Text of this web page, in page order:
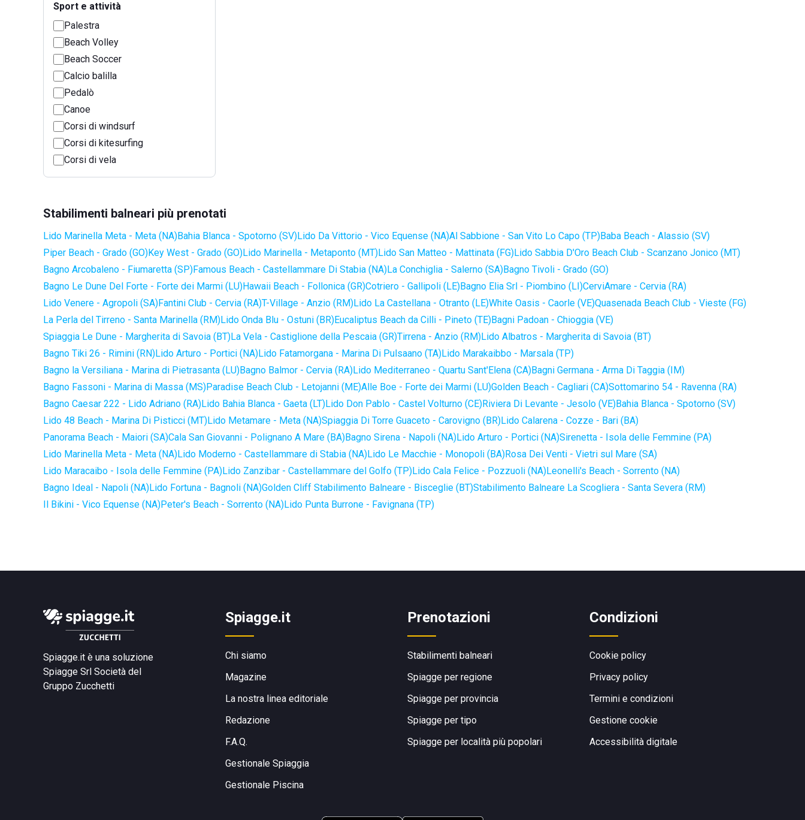
Sport e attività
Palestra
Beach Volley
Beach Soccer
Calcio balilla
Pedalò
Canoe
Corsi di windsurf
Corsi di kitesurfing
Corsi di vela
Stabilimenti balneari più prenotati
Lido Marinella Meta - Meta (NA)Bahia Blanca - Spotorno (SV)Lido Da Vittorio - Vico Equense (NA)Al Sabbione - San Vito Lo Capo (TP)Baba Beach - Alassio (SV)
Piper Beach - Grado (GO)Key West - Grado (GO)Lido Marinella - Metaponto (MT)Lido San Matteo - Mattinata (FG)Lido Sabbia D'Oro Beach Club - Scanzano Jonico (MT)
Bagno Arcobaleno - Fiumaretta (SP)Famous Beach - Castellammare Di Stabia (NA)La Conchiglia - Salerno (SA)Bagno Tivoli - Grado (GO)
Bagno Le Dune Del Forte - Forte dei Marmi (LU)Hawaii Beach - Follonica (GR)Cotriero - Gallipoli (LE)Bagno Elia Srl - Piombino (LI)CerviAmare - Cervia (RA)
Lido Venere - Agropoli (SA)Fantini Club - Cervia (RA)T-Village - Anzio (RM)Lido La Castellana - Otranto (LE)White Oasis - Caorle (VE)Quasenada Beach Club - Vieste (FG)
La Perla del Tirreno - Santa Marinella (RM)Lido Onda Blu - Ostuni (BR)Eucaliptus Beach da Cilli - Pineto (TE)Bagni Padoan - Chioggia (VE)
Spiaggia Le Dune - Margherita di Savoia (BT)La Vela - Castiglione della Pescaia (GR)Tirrena - Anzio (RM)Lido Albatros - Margherita di Savoia (BT)
Bagno Tiki 26 - Rimini (RN)Lido Arturo - Portici (NA)Lido Fatamorgana - Marina Di Pulsaano (TA)Lido Marakaibbo - Marsala (TP)
Bagno la Versiliana - Marina di Pietrasanta (LU)Bagno Balmor - Cervia (RA)Lido Mediterraneo - Quartu Sant'Elena (CA)Bagni Germana - Arma Di Taggia (IM)
Bagno Fassoni - Marina di Massa (MS)Paradise Beach Club - Letojanni (ME)Alle Boe - Forte dei Marmi (LU)Golden Beach - Cagliari (CA)Sottomarino 54 - Ravenna (RA)
Bagno Caesar 222 - Lido Adriano (RA)Lido Bahia Blanca - Gaeta (LT)Lido Don Pablo - Castel Volturno (CE)Riviera Di Levante - Jesolo (VE)Bahia Blanca - Spotorno (SV)
Lido 48 Beach - Marina Di Pisticci (MT)Lido Metamare - Meta (NA)Spiaggia Di Torre Guaceto - Carovigno (BR)Lido Calarena - Cozze - Bari (BA)
Panorama Beach - Maiori (SA)Cala San Giovanni - Polignano A Mare (BA)Bagno Sirena - Napoli (NA)Lido Arturo - Portici (NA)Sirenetta - Isola delle Femmine (PA)
Lido Marinella Meta - Meta (NA)Lido Moderno - Castellammare di Stabia (NA)Lido Le Macchie - Monopoli (BA)Rosa Dei Venti - Vietri sul Mare (SA)
Lido Maracaibo - Isola delle Femmine (PA)Lido Zanzibar - Castellammare del Golfo (TP)Lido Cala Felice - Pozzuoli (NA)Leonelli's Beach - Sorrento (NA)
Bagno Ideal - Napoli (NA)Lido Fortuna - Bagnoli (NA)Golden Cliff Stabilimento Balneare - Bisceglie (BT)Stabilimento Balneare La Scogliera - Santa Severa (RM)
Il Bikini - Vico Equense (NA)Peter's Beach - Sorrento (NA)Lido Punta Burrone - Favignana (TP)
Spiagge.it è una soluzione
Spiagge Srl Società del
Gruppo Zucchetti
Spiagge.it
Chi siamo
Magazine
La nostra linea editoriale
Redazione
F.A.Q.
Gestionale Spiaggia
Gestionale Piscina
Prenotazioni
Stabilimenti balneari
Spiagge per regione
Spiagge per provincia
Spiagge per tipo
Spiagge per località più popolari
Condizioni
Cookie policy
Privacy policy
Termini e condizioni
Gestione cookie
Accessibilità digitale